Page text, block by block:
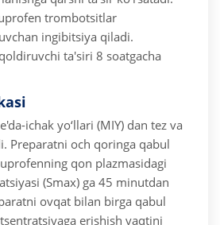
trombotsitlar
ingibitsiya qiladi.
ta'siri 8 soatgacha
ichak yo‘llari (MIY) dan tez va
Preparatni och qoringa qabul
qon plazmasidagi
(Smax) ga 45 minutdan
ovqat bilan birga qabul
erishish vaqtini